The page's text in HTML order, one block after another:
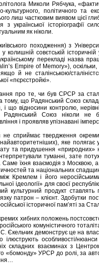
Миколи Рябчука,
культурного, політичного та
лиш частковим виявом цієї
української історіографії
як ніколи.
походження) з
у колишній совєтській
перекладі назва
Empire of Memory»),
й не сталінською/
«пєрєстройкі».
про те, чи був СРСР за
тому, що Радянський Союз
що відносини контролю,
Союз ніколи не
і проявляв упізнавані
сприймає твердження окремих
яке полягає
та придушення «природних»
туманні, зате
Саме їхня взаємодія з Москвою,
та національних
Кремлем і його
ідеології» для своєї
культурний продукт
патрон – клієнт. Здобутки
історичної пам’яті за
хибних положень
комуністичного
Єкельчик демонструє це на
особливості/нюанси
складних взаєминах з
«бомонду» УРСР до ролі, за